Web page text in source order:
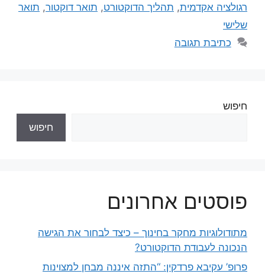
רגולציה אקדמית, תהליך הדוקטורט, תואר דוקטור, תואר
שלישי
כתיבת תגובה
חיפוש
חיפוש
פוסטים אחרונים
מתודולוגיות מחקר בחינוך – כיצד לבחור את הגישה
הנכונה לעבודת הדוקטורט?
פרופ’ עקיבא פרדקין: “התזה איננה מבחן למצוינות